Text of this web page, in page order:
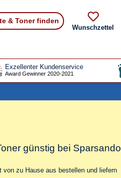
& Toner finden
Wunschzettel
Exzellenter Kundenservice
Award Gewinner 2020-2021
günstig bei Sparsando
von zu Hause aus bestellen und liefern